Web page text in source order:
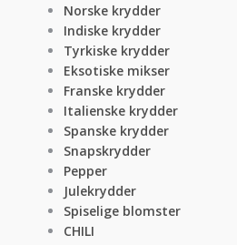
Norske krydder
Indiske krydder
Tyrkiske krydder
Eksotiske mikser
Franske krydder
Italienske krydder
Spanske krydder
Snapskrydder
Pepper
Julekrydder
Spiselige blomster
CHILI